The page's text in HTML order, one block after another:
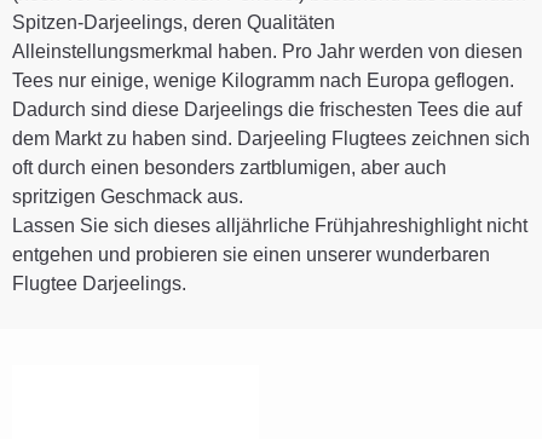
Spitzen-Darjeelings, deren Qualitäten
Alleinstellungsmerkmal haben. Pro Jahr werden von diesen
Tees nur einige, wenige Kilogramm nach Europa geflogen.
Dadurch sind diese Darjeelings die frischesten Tees die auf
dem Markt zu haben sind. Darjeeling Flugtees zeichnen sich
oft durch einen besonders zartblumigen, aber auch
spritzigen Geschmack aus.
Lassen Sie sich dieses alljährliche Frühjahreshighlight nicht
entgehen und probieren sie einen unserer wunderbaren
Flugtee Darjeelings.